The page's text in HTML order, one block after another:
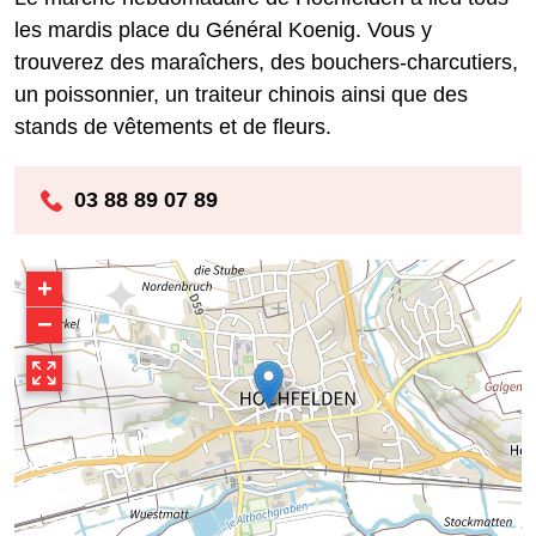
les mardis place du Général Koenig. Vous y
trouverez des maraîchers, des bouchers-charcutiers,
un poissonnier, un traiteur chinois ainsi que des
stands de vêtements et de fleurs.
03 88 89 07 89
+
−